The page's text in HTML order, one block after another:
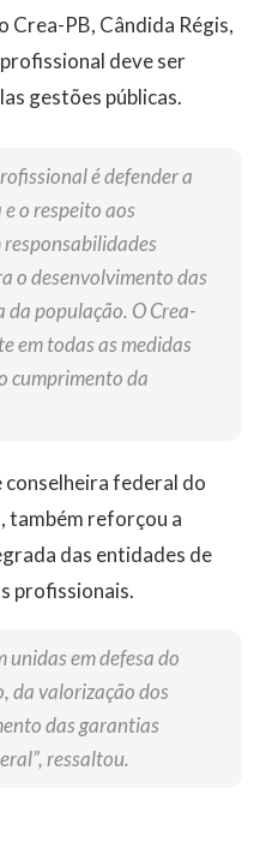
Crea-PB, Cândida Régis,
deve ser
gestões públicas.
é defender a
o respeito aos
o desenvolvimento das
da população. O Crea-
em todas as medidas
cumprimento da
conselheira federal do
também reforçou a
das entidades de
profissionais.
unidas em defesa do
da valorização dos
das garantias
ressaltou.